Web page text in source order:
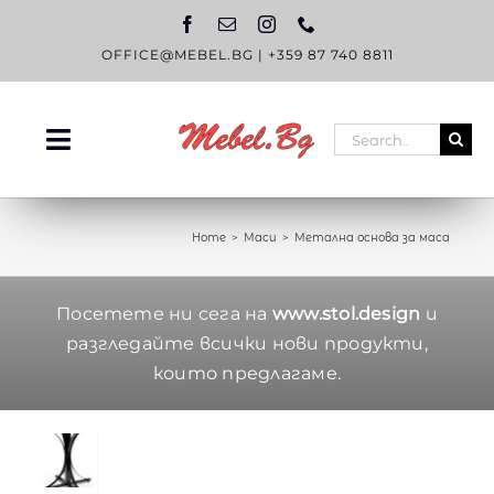
OFFICE@MEBEL.BG | +359 87 740 8811
Toggle
НАЧАЛО
OUTLET
ЗА НАС
КОНТАКТИ
Search
for:
Home Маси Метална основа за маса
Посетете ни сега на www.stol.design и
разгледайте всички нови продукти,
които предлагаме.